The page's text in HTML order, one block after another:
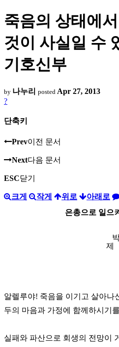
죽음의 상태에
것이 사실일 수
기호신부
by 나누리 posted Apr 27, 2013
?
단축키
Prev이전 문서
Next다음 문서
ESC닫기
크게 작게 위로 아래로
은총으로 일으
박기호 신부/ 전
제
알렐루야! 죽음을 이기고 살아나
두의 마음과 가정에 함께하시기
실패와 파산으로 회생의 전망이